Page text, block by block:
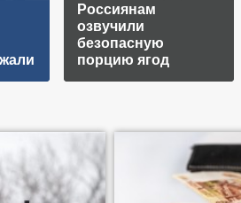
Россиянам
озвучили
безопасную
порцию ягод